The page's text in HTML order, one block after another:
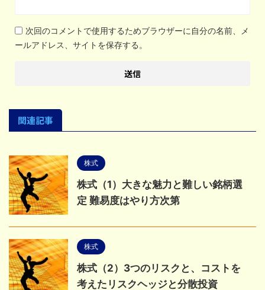
次回のコメントで使用するためブラウザーに自分の名前、メ
ールアドレス、サイトを保存する。
関連記事
株式
株式（1）大きな魅力と難しい銘柄選
定 難易度はやり方次第
株式
株式（2）3つのリスクと、コストを
考えたリスクヘッジと分散投資